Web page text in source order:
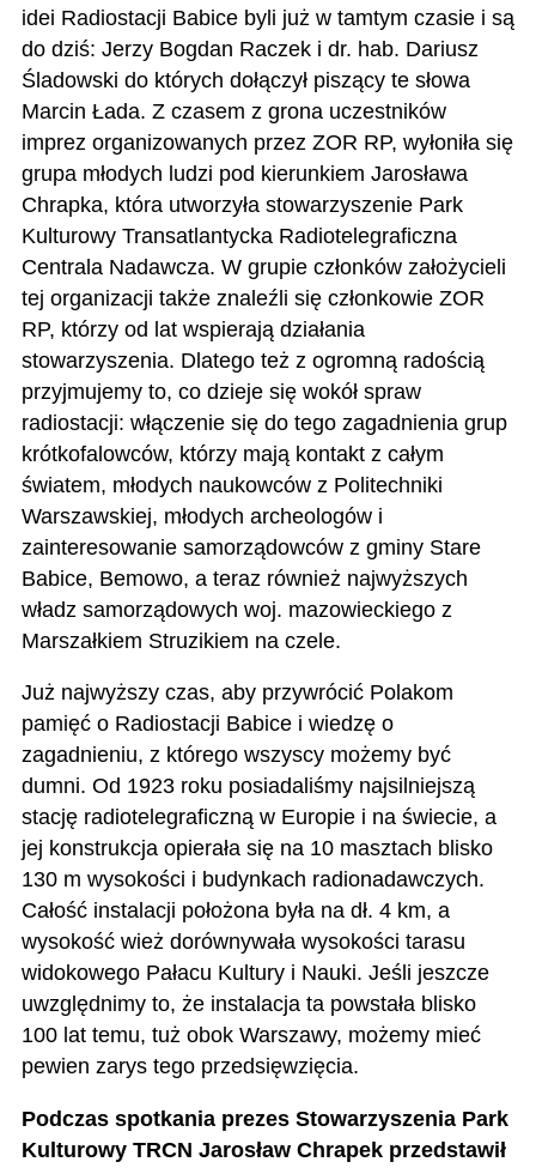
idei Radiostacji Babice byli już w tamtym czasie i są
do dziś: Jerzy Bogdan Raczek i dr. hab. Dariusz
Śladowski do których dołączył piszący te słowa
Marcin Łada. Z czasem z grona uczestników
imprez organizowanych przez ZOR RP, wyłoniła się
grupa młodych ludzi pod kierunkiem Jarosława
Chrapka, która utworzyła stowarzyszenie Park
Kulturowy Transatlantycka Radiotelegraficzna
Centrala Nadawcza. W grupie członków założycieli
tej organizacji także znaleźli się członkowie ZOR
RP, którzy od lat wspierają działania
stowarzyszenia. Dlatego też z ogromną radością
przyjmujemy to, co dzieje się wokół spraw
radiostacji: włączenie się do tego zagadnienia grup
krótkofalowców, którzy mają kontakt z całym
światem, młodych naukowców z Politechniki
Warszawskiej, młodych archeologów i
zainteresowanie samorządowców z gminy Stare
Babice, Bemowo, a teraz również najwyższych
władz samorządowych woj. mazowieckiego z
Marszałkiem Struzikiem na czele.
Już najwyższy czas, aby przywrócić Polakom
pamięć o Radiostacji Babice i wiedzę o
zagadnieniu, z którego wszyscy możemy być
dumni. Od 1923 roku posiadaliśmy najsilniejszą
stację radiotelegraficzną w Europie i na świecie, a
jej konstrukcja opierała się na 10 masztach blisko
130 m wysokości i budynkach radionadawczych.
Całość instalacji położona była na dł. 4 km, a
wysokość wież dorównywała wysokości tarasu
widokowego Pałacu Kultury i Nauki. Jeśli jeszcze
uwzględnimy to, że instalacja ta powstała blisko
100 lat temu, tuż obok Warszawy, możemy mieć
pewien zarys tego przedsięwzięcia.
Podczas spotkania prezes Stowarzyszenia Park
Kulturowy TRCN Jarosław Chrapek przedstawił